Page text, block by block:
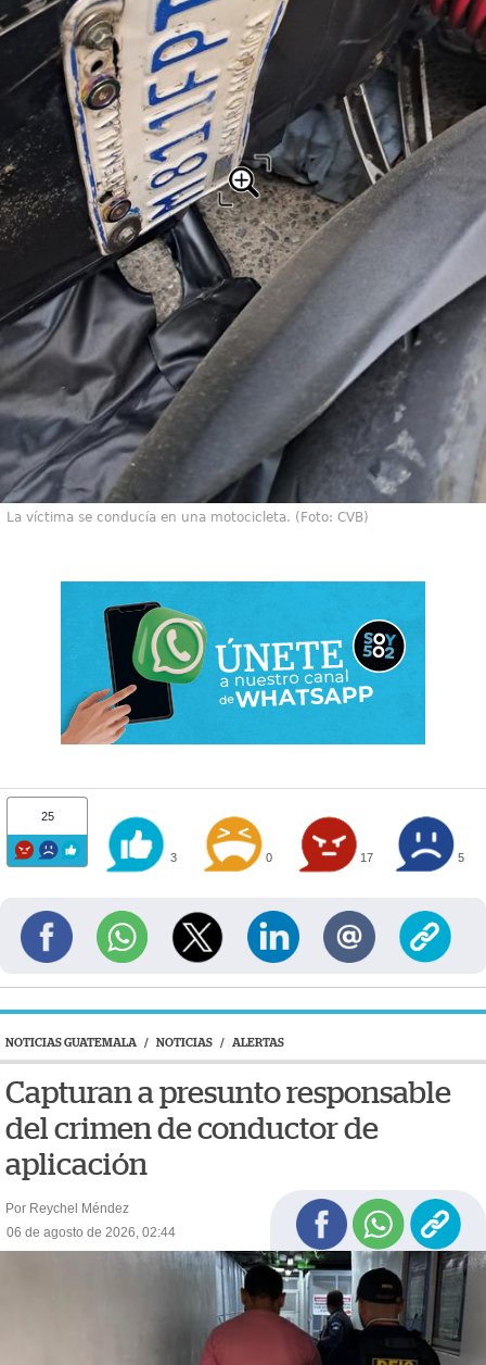
La víctima se conducía en una motocicleta. (Foto: CVB)
25
3 0 17 5
NOTICIAS GUATEMALA / NOTICIAS / ALERTAS
Capturan a presunto responsable
del crimen de conductor de
aplicación
Por Reychel Méndez
06 de agosto de 2026, 02:44